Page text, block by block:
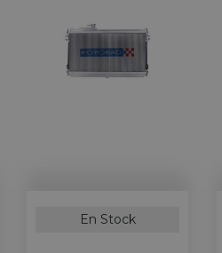
En Stock